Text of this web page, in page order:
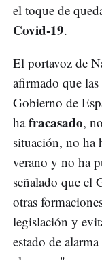
el toque de
Covid-19.
El portavoz de
afirmado que
Gobierno de
hafracasado,
situación, no ha
verano y no ha
señalado que el
otras
legislación y
estado de